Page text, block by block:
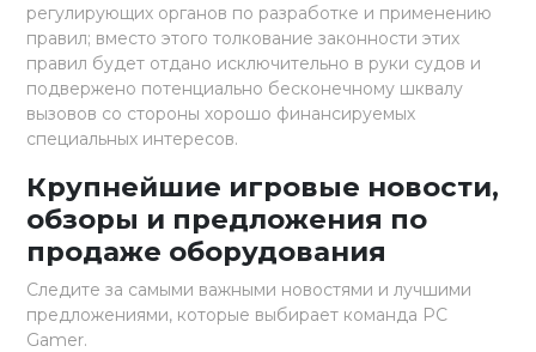
регулирующих органов по разработке и применению
правил; вместо этого толкование законности этих
правил будет отдано исключительно в руки судов и
подвержено потенциально бесконечному шквалу
вызовов со стороны хорошо финансируемых
специальных интересов.
Крупнейшие игровые новости,
обзоры и предложения по
продаже оборудования
Следите за самыми важными новостями и лучшими
предложениями, которые выбирает команда PC
Gamer.